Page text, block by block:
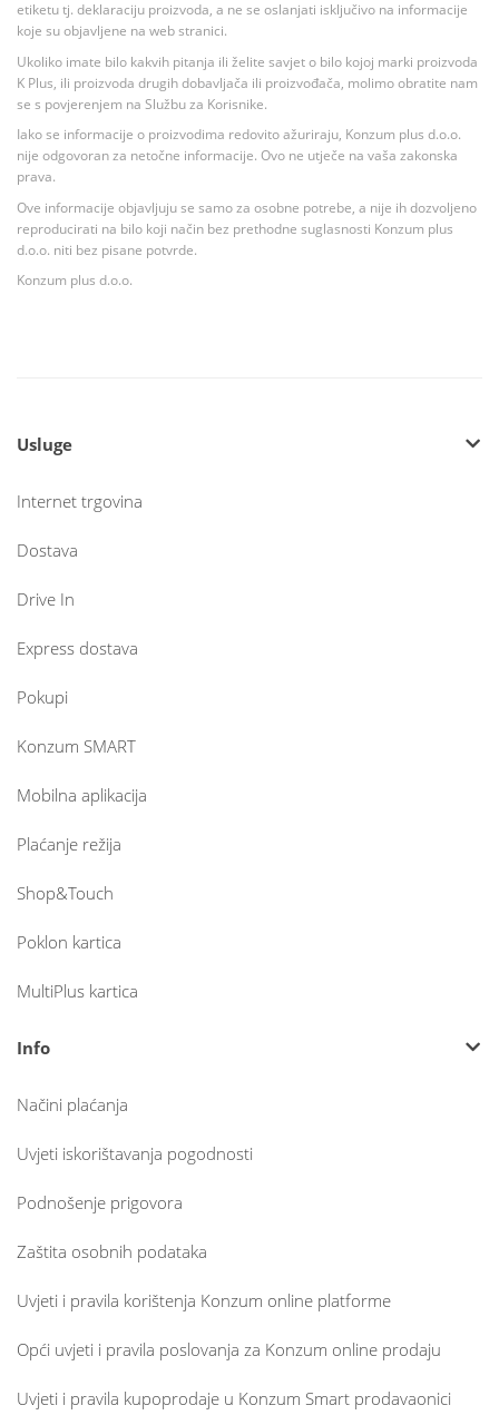
etiketu tj. deklaraciju proizvoda, a ne se oslanjati isključivo na informacije
koje su objavljene na web stranici.
Ukoliko imate bilo kakvih pitanja ili želite savjet o bilo kojoj marki proizvoda
K Plus, ili proizvoda drugih dobavljača ili proizvođača, molimo obratite nam
se s povjerenjem na Službu za Korisnike.
Iako se informacije o proizvodima redovito ažuriraju, Konzum plus d.o.o.
nije odgovoran za netočne informacije. Ovo ne utječe na vaša zakonska
prava.
Ove informacije objavljuju se samo za osobne potrebe, a nije ih dozvoljeno
reproducirati na bilo koji način bez prethodne suglasnosti Konzum plus
d.o.o. niti bez pisane potvrde.
Konzum plus d.o.o.
Usluge
Internet trgovina
Dostava
Drive In
Express dostava
Pokupi
Konzum SMART
Mobilna aplikacija
Plaćanje režija
Shop&Touch
Poklon kartica
MultiPlus kartica
Info
Načini plaćanja
Uvjeti iskorištavanja pogodnosti
Podnošenje prigovora
Zaštita osobnih podataka
Uvjeti i pravila korištenja Konzum online platforme
Opći uvjeti i pravila poslovanja za Konzum online prodaju
Uvjeti i pravila kupoprodaje u Konzum Smart prodavaonici